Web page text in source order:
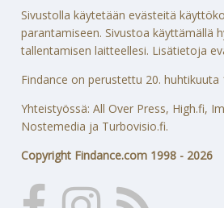
Sivustolla käytetään evästeitä
parantamiseen. Sivustoa käyttämällä
tallentamisen laitteellesi. Lisätietoja
Findance on perustettu 20. huhtikuuta
Yhteistyössä: All Over Press, High.fi,
Nostemedia ja Turbovisio.fi.
Copyright Findance.com 1998 - 2026